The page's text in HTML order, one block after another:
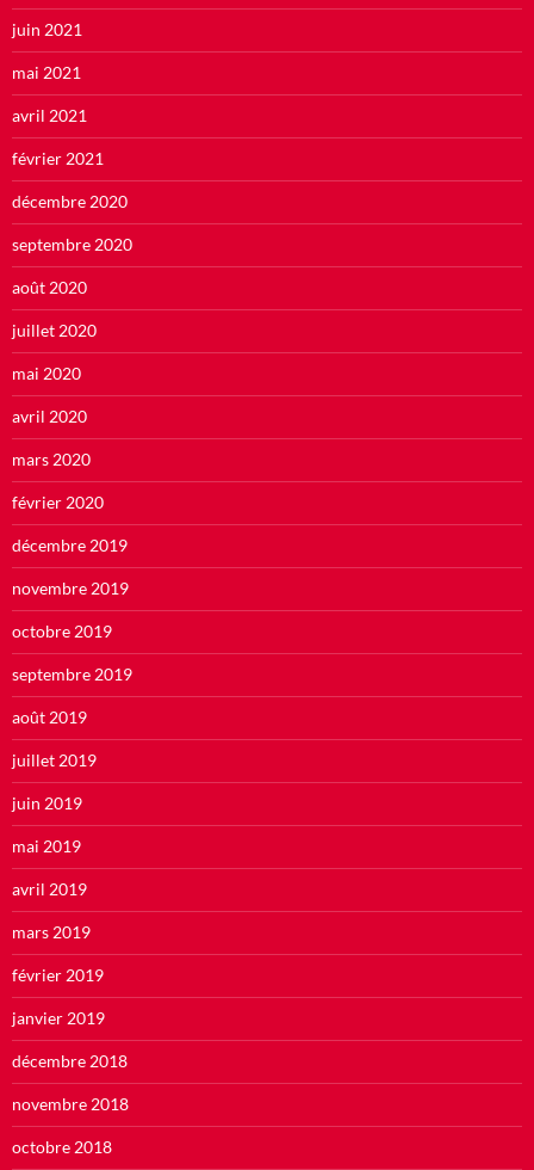
juin 2021
mai 2021
avril 2021
février 2021
décembre 2020
septembre 2020
août 2020
juillet 2020
mai 2020
avril 2020
mars 2020
février 2020
décembre 2019
novembre 2019
octobre 2019
septembre 2019
août 2019
juillet 2019
juin 2019
mai 2019
avril 2019
mars 2019
février 2019
janvier 2019
décembre 2018
novembre 2018
octobre 2018